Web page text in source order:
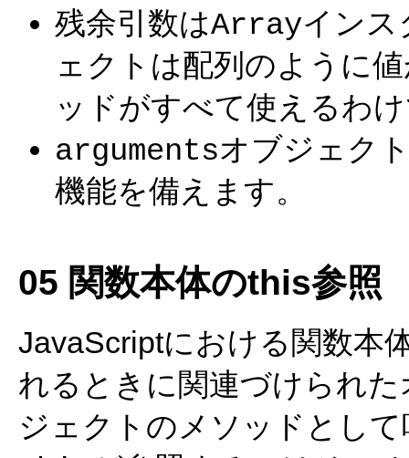
残余引数はArrayインス
ェクトは配列のように
ッドがすべて使えるわ
argumentsオブジェク
機能を備えます。
05 関数本体のthis参照
JavaScriptにおける関数本
れるときに関連づけられ
ジェクトのメソッドとし